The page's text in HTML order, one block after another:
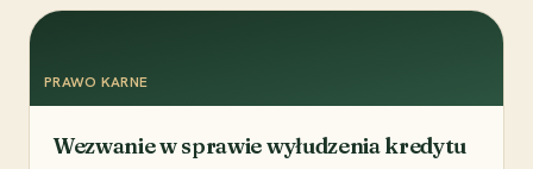
PRAWO KARNE
Wezwanie w sprawie wyłudzenia kredytu